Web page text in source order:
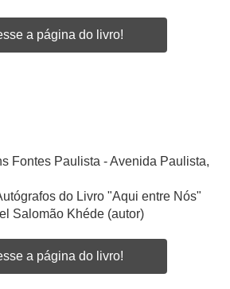
a página do livro!
Fontes Paulista - Avenida Paulista,
do Livro "Aqui entre Nós"
Salomão Khéde (autor)
a página do livro!